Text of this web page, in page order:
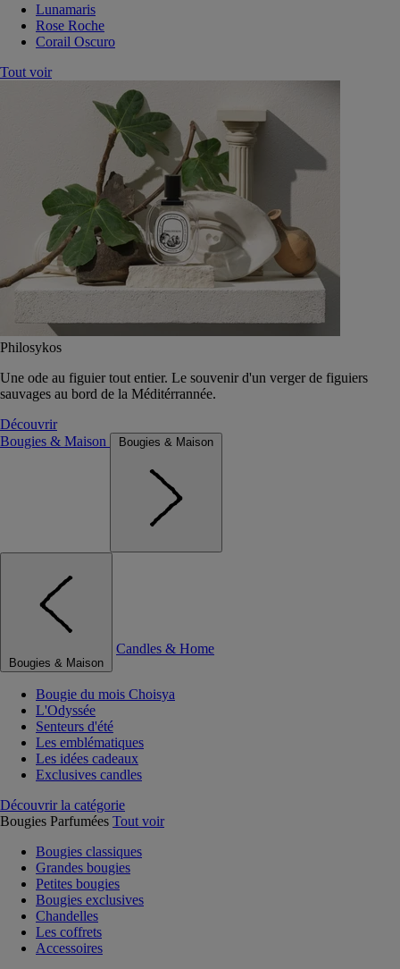
Lunamaris
Rose Roche
Corail Oscuro
Tout voir
Philosykos
Une ode au figuier tout entier. Le souvenir d'un verger de figuiers
sauvages au bord de la Méditérrannée.
Découvrir
Bougies & Maison
Bougies & Maison
Bougies & Maison
Candles & Home
Bougie du mois Choisya
L'Odyssée
Senteurs d'été
Les emblématiques
Les idées cadeaux
Exclusives candles
Découvrir la catégorie
Bougies Parfumées Tout voir
Bougies classiques
Grandes bougies
Petites bougies
Bougies exclusives
Chandelles
Les coffrets
Accessoires